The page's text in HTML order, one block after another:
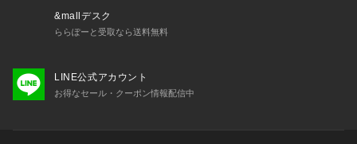
&mallデスク
ららぽーと受取なら送料無料
LINE公式アカウント
お得なセール・クーポン情報配信中